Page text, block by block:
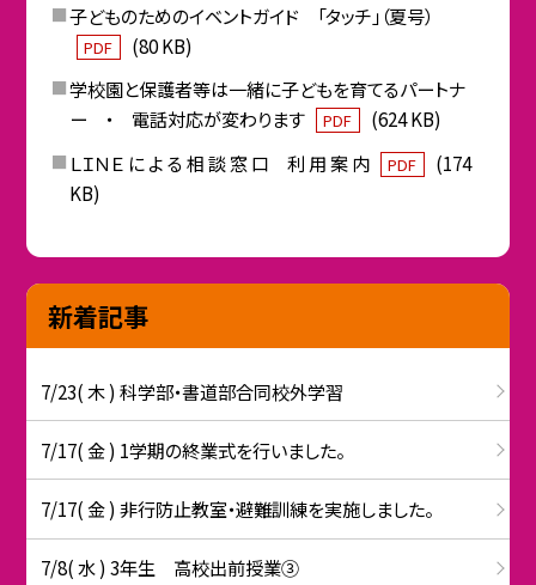
子どものためのイベントガイド 「タッチ」（夏号）
PDF
(80 KB)
学校園と保護者等は一緒に子どもを育てるパートナ
ー ・ 電話対応が変わります
PDF
(624 KB)
ＬＩＮＥ に よ る 相 談 窓 口 利 用 案 内
PDF
(174
KB)
新着記事
7/23( 木 ) 科学部・書道部合同校外学習
7/17( 金 ) 1学期の終業式を行いました。
7/17( 金 ) 非行防止教室・避難訓練を実施しました。
7/8( 水 ) 3年生 高校出前授業③